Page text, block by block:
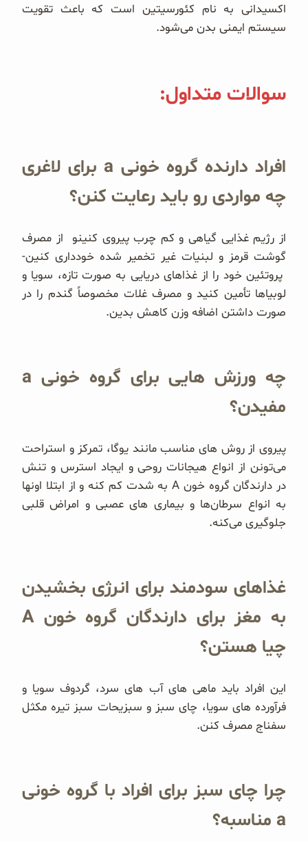
اکسیدانی به نام کئورسیتین است که باعث تقویت
سیستم ایمنی بدن می‌شود.
سوالات متداول:
افراد دارنده گروه خونی a برای لاغری
چه مواردی رو باید رعایت کنن؟
از رژیم غذایی گیاهی و کم چرب پیروی کنینو از مصرف
گوشت قرمز و لبنیات غیر تخمیر شده خودداری کنین-
پروتئین خود را از غذاهای دریایی به صورت تازه، سویا و
لوبیا‌ها تأمین کنید و مصرف غلات مخصوصاً گندم را در
صورت داشتن اضافه وزن کاهش بدین.
چه ورزش هایی برای گروه خونی a
مفیدن؟
پیروی از روش های مناسب مانند یوگا، تمرکز و استراحت
می‌تونن از انواع هیجانات روحی و ایجاد استرس و تنش
در دارندگان گروه خون A به شدت کم کنه و از ابتلا اونها
به انواع سرطان‌ها و بیماری های عصبی و امراض قلبی
جلوگیری می‌کنه.
غذاهای سودمند برای انرژی بخشیدن
به مغز برای دارندگان گروه خون A
چیا هستن؟
این افراد باید ماهی های آب های سرد، گردوف سویا و
فرآورده های سویا، چای سبز و سبزیحات سبز تیره مکثل
سفناج مصرف کنن.
چرا چای سبز برای افراد با گروه خونی
a مناسبه؟